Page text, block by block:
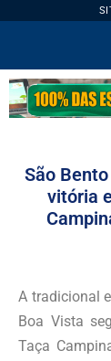
São
vitória
A tradicional
Boa Vista
Taça